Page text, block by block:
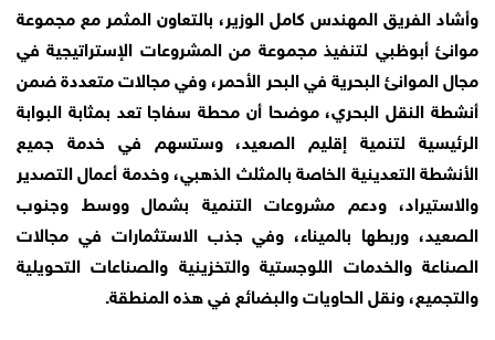
وأشاد الفريق المهندس كامل الوزير، بالتعاون المثمر مع مجموعة
موانئ أبوظبي لتنفيذ مجموعة من المشروعات الإستراتيجية في
مجال الموانئ البحرية في البحر الأحمر، وفي مجالات متعددة ضمن
أنشطة النقل البحري، موضحا أن محطة سفاجا تعد بمثابة البوابة
الرئيسية لتنمية إقليم الصعيد، وستسهم في خدمة جميع
الأنشطة التعدينية الخاصة بالمثلث الذهبي، وخدمة أعمال التصدير
والاستيراد، ودعم مشروعات التنمية بشمال ووسط وجنوب
الصعيد، وربطها بالميناء، وفي جذب الاستثمارات في مجالات
الصناعة والخدمات اللوجستية والتخزينية والصناعات التحويلية
والتجميع، ونقل الحاويات والبضائع في هذه المنطقة.